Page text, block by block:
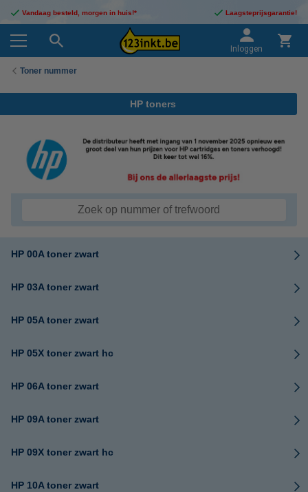
Vandaag besteld, morgen in huis!* Laagsteprijsgarantie!
Inloggen
Toner nummer
HP toners
HP 00A toner zwart
HP 03A toner zwart
HP 05A toner zwart
HP 05X toner zwart hc
HP 06A toner zwart
HP 09A toner zwart
HP 09X toner zwart hc
HP 10A toner zwart